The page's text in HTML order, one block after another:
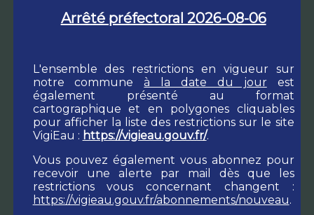
Commune
Soueix-Rogalle
6 Place Philomène Pujol
09140 Soueix-Rogalle
Arrêté préfectoral 2026-08-06
L'ensemble des restrictions en vigueur sur
notre communeà la date du jourest
également présenté au format
cartographique et en polygones cliquables
pour afficher la liste des restrictions sur le site
VigiEau : https://vigieau.gouv.fr/.
Vous pouvez également vous abonnez pour
recevoir une alerte par mail dès que les
restrictions vous concernant changent :
https://vigieau.gouv.fr/abonnements/nouveau.